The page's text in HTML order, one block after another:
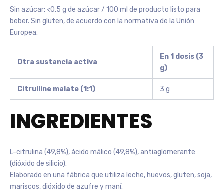
Sin azúcar: <0,5 g de azúcar / 100 ml de producto listo para
beber. Sin gluten, de acuerdo con la normativa de la Unión
Europea.
Otra sustancia activa
En 1 dosis (3
g)
Citrulline malate (1:1) 3 g
INGREDIENTES
L-citrulina (49,8%), ácido málico (49,8%), antiaglomerante
(dióxido de silicio).
Elaborado en una fábrica que utiliza leche, huevos, gluten, soja,
mariscos, dióxido de azufre y maní.